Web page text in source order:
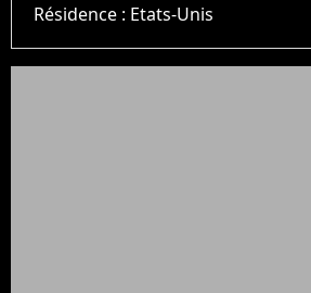
Résidence : Etats-Unis